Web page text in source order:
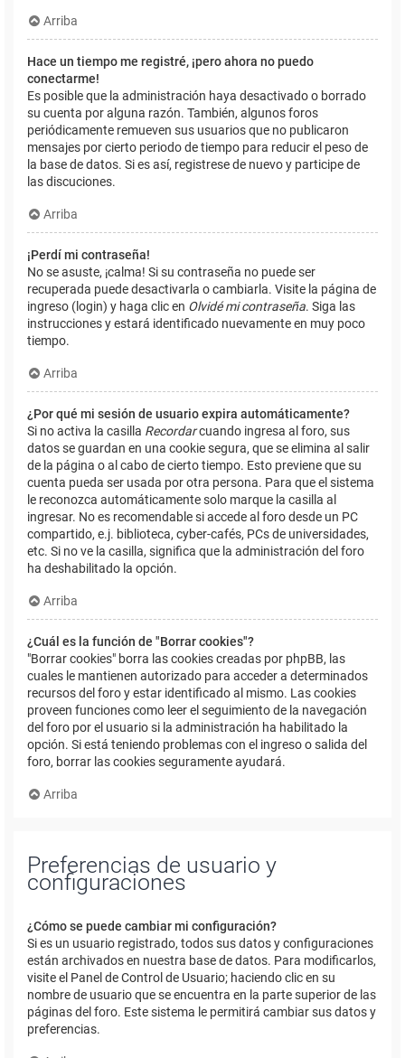
Arriba
Hace un tiempo me registré, ¡pero ahora no puedo
conectarme!
Es posible que la administración haya desactivado o borrado
su cuenta por alguna razón. También, algunos foros
periódicamente remueven sus usuarios que no publicaron
mensajes por cierto periodo de tiempo para reducir el peso de
la base de datos. Si es así, registrese de nuevo y participe de
las discuciones.
Arriba
¡Perdí mi contraseña!
No se asuste, ¡calma! Si su contraseña no puede ser
recuperada puede desactivarla o cambiarla. Visite la página de
ingreso (login) y haga clic en Olvidé mi contraseña. Siga las
instrucciones y estará identificado nuevamente en muy poco
tiempo.
Arriba
¿Por qué mi sesión de usuario expira automáticamente?
Si no activa la casilla Recordarcuando ingresa al foro, sus
datos se guardan en una cookie segura, que se elimina al salir
de la página o al cabo de cierto tiempo. Esto previene que su
cuenta pueda ser usada por otra persona. Para que el sistema
le reconozca automáticamente solo marque la casilla al
ingresar. No es recomendable si accede al foro desde un PC
compartido, e.j. biblioteca, cyber-cafés, PCs de universidades,
etc. Si no ve la casilla, significa que la administración del foro
ha deshabilitado la opción.
Arriba
¿Cuál es la función de "Borrar cookies"?
"Borrar cookies" borra las cookies creadas por phpBB, las
cuales le mantienen autorizado para acceder a determinados
recursos del foro y estar identificado al mismo. Las cookies
proveen funciones como leer el seguimiento de la navegación
del foro por el usuario si la administración ha habilitado la
opción. Si está teniendo problemas con el ingreso o salida del
foro, borrar las cookies seguramente ayudará.
Arriba
Preferencias de usuario y
configuraciones
¿Cómo se puede cambiar mi configuración?
Si es un usuario registrado, todos sus datos y configuraciones
están archivados en nuestra base de datos. Para modificarlos,
visite el Panel de Control de Usuario; haciendo clic en su
nombre de usuario que se encuentra en la parte superior de las
páginas del foro. Este sistema le permitirá cambiar sus datos y
preferencias.